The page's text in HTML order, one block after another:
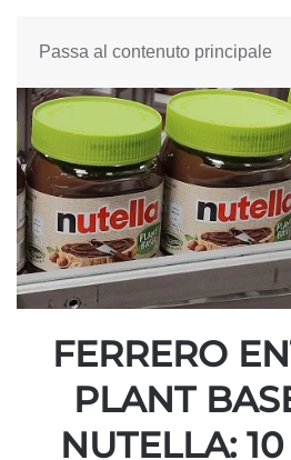
Passa al contenuto principale
FERRERO
PLANT
NUTELLA: